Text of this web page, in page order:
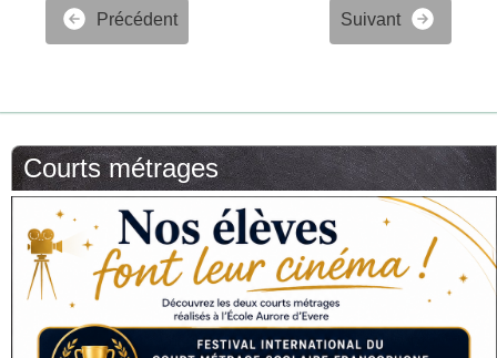
Précédent Suivant
Courts métrages